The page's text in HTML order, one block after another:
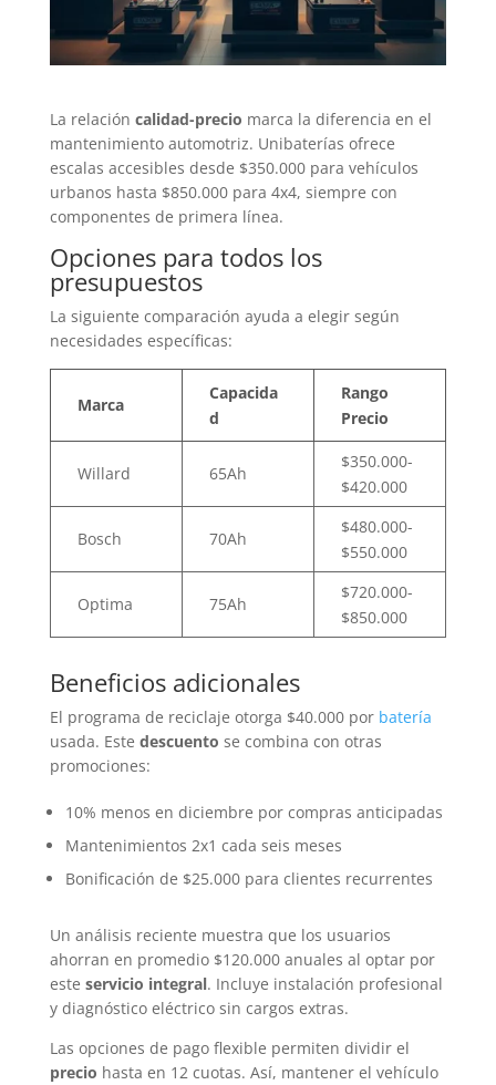
La relación calidad-precio marca la diferencia en el
mantenimiento automotriz. Unibaterías ofrece
escalas accesibles desde $350.000 para vehículos
urbanos hasta $850.000 para 4x4, siempre con
componentes de primera línea.
Opciones para todos los
presupuestos
La siguiente comparación ayuda a elegir según
necesidades específicas:
Marca
Capacida
d
Rango
Precio
Willard 65Ah
$350.000-
$420.000
Bosch 70Ah
$480.000-
$550.000
Optima 75Ah
$720.000-
$850.000
Beneficios adicionales
El programa de reciclaje otorga $40.000 por batería
usada. Este descuento se combina con otras
promociones:
10% menos en diciembre por compras anticipadas
Mantenimientos 2x1 cada seis meses
Bonificación de $25.000 para clientes recurrentes
Un análisis reciente muestra que los usuarios
ahorran en promedio $120.000 anuales al optar por
este servicio integral. Incluye instalación profesional
y diagnóstico eléctrico sin cargos extras.
Las opciones de pago flexible permiten dividir el
precio hasta en 12 cuotas. Así, mantener el vehículo